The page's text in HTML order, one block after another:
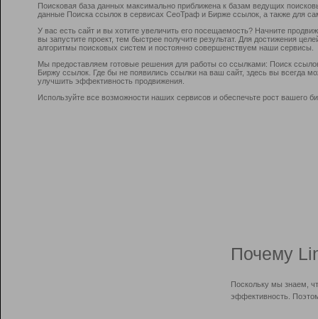
Поисковая база данных максимально приближена к базам ведущих
данные Поиска ссылок в сервисах СеоТраф и Бирже ссылок, а также для
У вас есть сайт и вы хотите увеличить его посещаемость? Начните
вы запустите проект, тем быстрее получите результат. Для достижения
алгоритмы поисковых систем и постоянно совершенствуем наши сервисы.
Мы предоставляем готовые решения для работы со ссылками: Поиск
Биржу ссылок. Где бы не появились ссылки на ваш сайт, здесь вы всегда
улучшить эффективность продвижения.
Используйте все возможности наших сервисов и обеспечьте рост вашего
Почему
Поскольку мы знаем,
эффективность.